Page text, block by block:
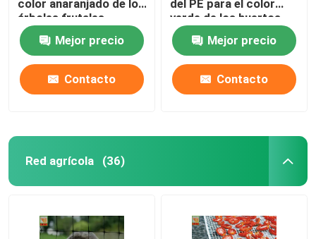
color anaranjado de los
árboles frutales
15g/Sqm los 2.5m de
par en parMejor precio
Contacto
del PE para el color
verde de los huertos
Mejor precio
Contacto
Red agrícola (36)